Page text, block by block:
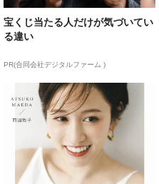
宝くじ当たる人だけが気づいてい
る違い
PR(合同会社デジタルファーム )